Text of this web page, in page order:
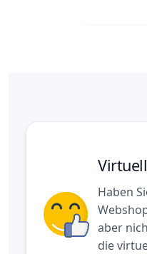
Haben
aber
die